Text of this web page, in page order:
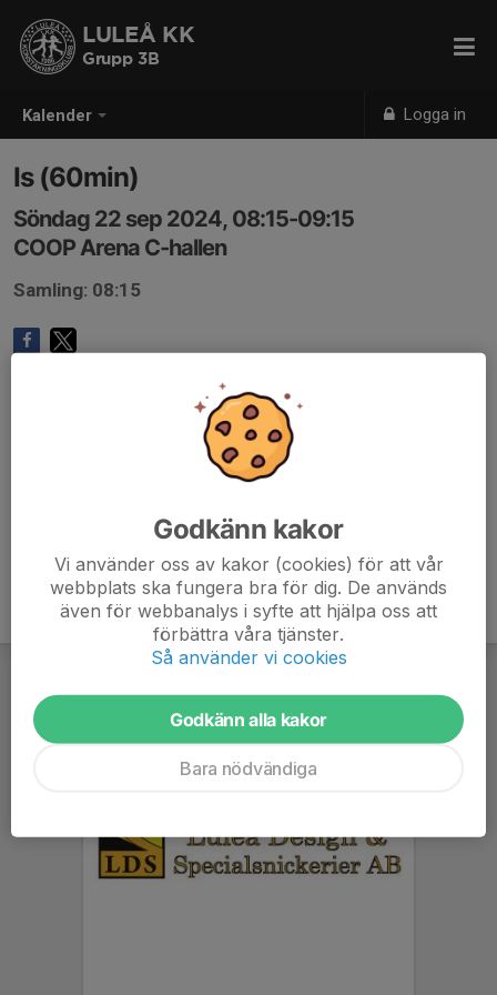
Kalender Logga in
LULEÅ KK
Grupp 3B
Is (60min)
Söndag 22 sep 2024, 08:15-09:15
COOP Arena C-hallen
Samling: 08:15
Godkänn kakor
Vi använder oss av kakor (cookies) för att vår
webbplats ska fungera bra för dig. De används
även för webbanalys i syfte att hjälpa oss att
förbättra våra tjänster.
Så använder vi cookies
Godkänn alla kakor
Bara nödvändiga